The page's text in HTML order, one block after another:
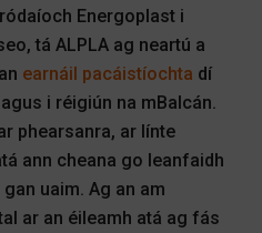
Energoplast i
tá ALPLA ag neartú a
earnáil pacáistíochta dí
agus i réigiún na mBalcán.
phearsanra, ar línte
ann cheana go leanfaidh
uaim. Ag an am
ar an éileamh atá ag fás